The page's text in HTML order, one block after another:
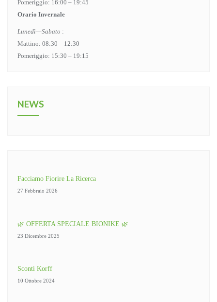
Pomeriggio: 16:00 – 19:45
Orario Invernale
Lunedì—Sabato :
Mattino: 08:30 – 12:30
Pomeriggio: 15:30 – 19:15
NEWS
Facciamo Fiorire La Ricerca
27 Febbraio 2026
🌿 OFFERTA SPECIALE BIONIKE 🌿
23 Dicembre 2025
Sconti Korff
10 Ottobre 2024